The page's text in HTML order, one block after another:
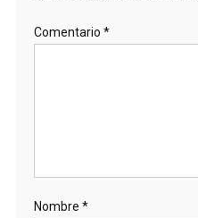
Comentario *
Nombre *